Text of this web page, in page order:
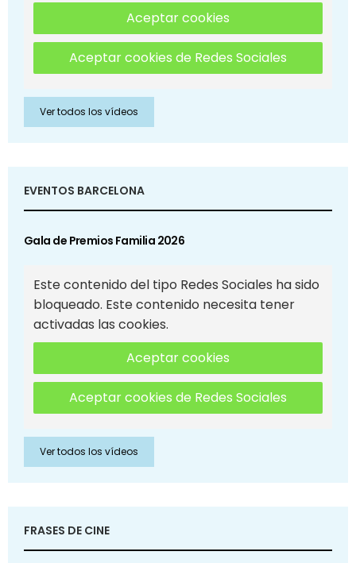
Aceptar cookies
Aceptar cookies de Redes Sociales
Ver todos los vídeos
EVENTOS BARCELONA
Gala de Premios Familia 2026
Este contenido del tipo Redes Sociales ha sido
bloqueado. Este contenido necesita tener
activadas las cookies.
Aceptar cookies
Aceptar cookies de Redes Sociales
Ver todos los vídeos
FRASES DE CINE